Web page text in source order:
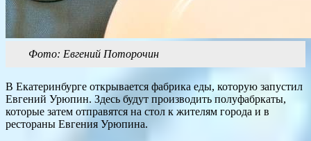
Фото: Евгений Поторочин
В Екатеринбурге открывается фабрика еды, которую запустил
Евгений Урюпин. Здесь будут производить полуфабркаты,
которые затем отправятся на стол к жителям города и в
рестораны Евгения Урюпина.